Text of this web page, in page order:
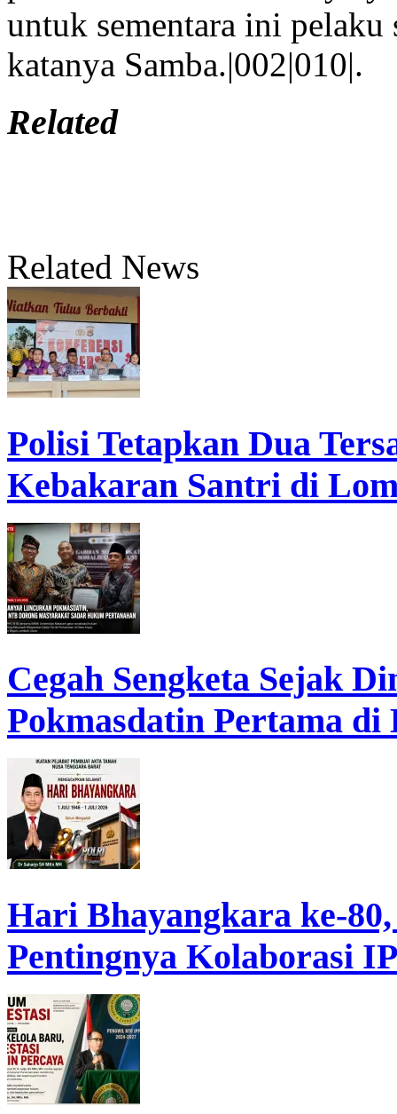
untuk sementara ini pelaku
katanya Samba.|002|010|.
Related
Related News
Polisi Tetapkan Dua
Kebakaran Santri di
Cegah Sengketa Sejak
Pokmasdatin Pertama
Hari Bhayangkara ke-
Pentingnya Kolaborasi